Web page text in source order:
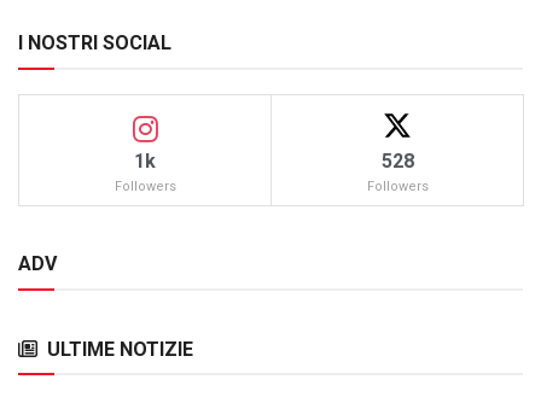
I NOSTRI SOCIAL
1k
Followers
528
Followers
ADV
ULTIME NOTIZIE